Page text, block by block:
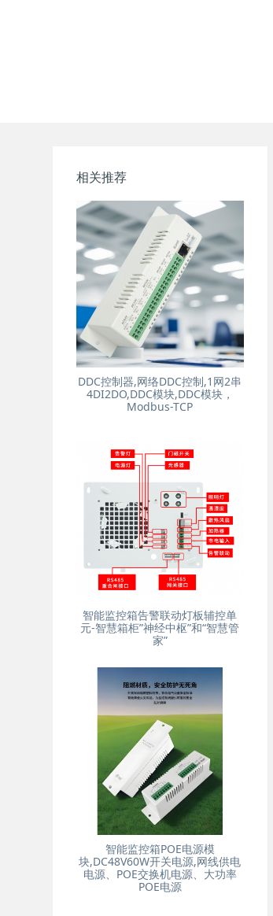
相关推荐
DDC控制器,网络DDC控制,1网2串
4DI2DO,DDC模块,DDC模块，
Modbus-TCP
智能监控箱告警联动灯板辅控单
元-智慧箱柜”神经中枢”和“智慧管
家”
智能监控箱POE电源模
块,DC48V60W开关电源,网线供电
电源、POE交换机电源、大功率
POE电源